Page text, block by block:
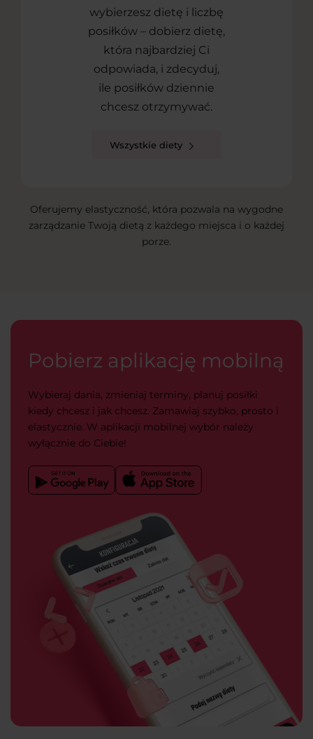
wybierzesz dietę i liczbę
posiłków – dobierz dietę,
która najbardziej Ci
odpowiada, i zdecyduj,
ile posiłków dziennie
chcesz otrzymywać.
Wszystkie diety
Oferujemy elastyczność, która pozwala na wygodne
zarządzanie Twoją dietą z każdego miejsca i o każdej
porze.
Pobierz aplikację mobilną
Wybieraj dania, zmieniaj terminy, planuj posiłki
kiedy chcesz i jak chcesz. Zamawiaj szybko, prosto i
elastycznie. W aplikacji mobilnej wybór należy
wyłącznie do Ciebie!